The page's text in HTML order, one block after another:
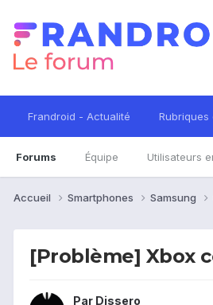
Frandroid - Actualité Rubriques
Forums Équipe Utilisateurs
Accueil Smartphones Samsung
[Problème] Xbox
Par Dissero